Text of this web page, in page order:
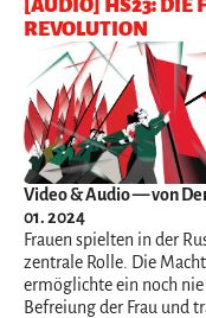
[AUDIO] HS23: DIE
REVOLUTION
Video & Audio— von
01. 2024
Frauen spielten in der
zentrale Rolle. Die
ermöglichte ein noch
Befreiung der Frau und